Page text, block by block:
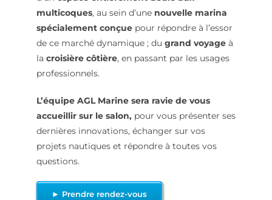
multicoques, au sein d’une nouvelle marina
spécialement conçue pour répondre à l’essor
de ce marché dynamique ; du grand voyage à
la croisière côtière, en passant par les usages
professionnels.
L’équipe AGL Marine sera ravie de vous
accueillir sur le salon, pour vous présenter ses
dernières innovations, échanger sur vos
projets nautiques et répondre à toutes vos
questions.
► Prendre rendez-vous